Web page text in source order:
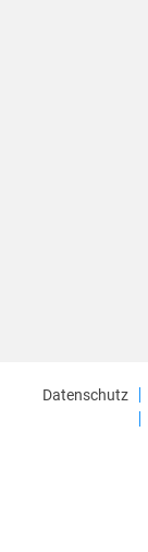
Datenschutz